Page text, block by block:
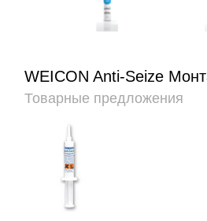
WEICON Anti-Seize
Товарные предложения